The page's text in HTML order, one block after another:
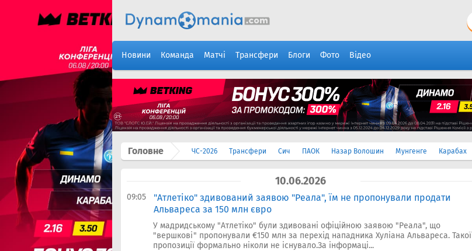
Новини Команда Матчі Трансфери Блоги Фото Відео
Головне ЧС-2026 Трансфери Сич ПАОК Назар Волошин Мунгенге Карабах
10.06.2026
09:05
"Атлетіко" здивований заявою "Реала", їм не пропонували продати
Альвареса за 150 млн євро
У мадридському "Атлетіко" були здивовані офіційною заявою "Реала", що
"вершкові" пропонували €150 млн за перехід нападника Хуліана Альвареса. Такої
пропозиції формально ніколи не існувало.За інформаці...